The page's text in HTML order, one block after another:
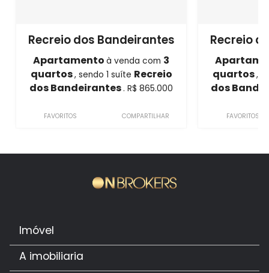
Recreio dos Bandeirantes
Apartamentoà venda com 3
quartos, sendo 1 suíte Recreio
dos Bandeirantes. R$ 865.000
FAVORITOS COMPARTILHAR
Recreio
quartos,
dos
FAVORITOS
Imóvel
A imobiliaria